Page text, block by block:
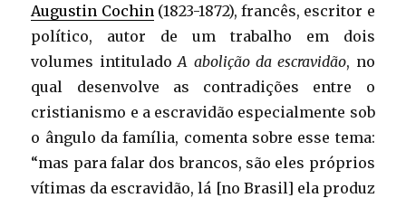
Augustin Cochin (1823-1872), francês, escritor e
político, autor de um trabalho em dois
volumes intituladoA abolição da escravidão, no
qual desenvolve as contradições entre o
cristianismo e a escravidão especialmente sob
o ângulo da família, comenta sobre esse tema:
“mas para falar dos brancos, são eles próprios
vítimas da escravidão, lá [no Brasil] ela produz